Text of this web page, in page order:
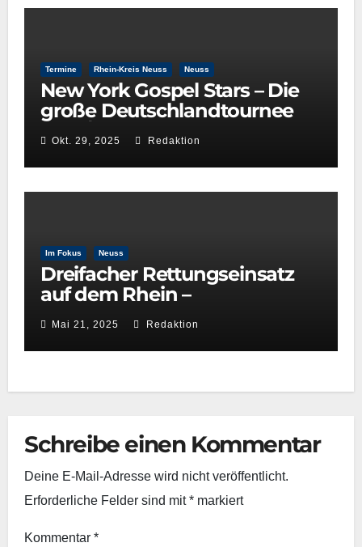
Termine Rhein-Kreis Neuss Neuss
New York Gospel Stars – Die
große Deutschlandtournee
2025/26
Okt. 29, 2025 Redaktion
Im Fokus Neuss
Dreifacher Rettungseinsatz
auf dem Rhein –
Wasserwacht Neuss beweist
schnelle Reaktionsfähigkeit
Mai 21, 2025 Redaktion
Schreibe einen Kommentar
Deine E-Mail-Adresse wird nicht veröffentlicht.
Erforderliche Felder sind mit* markiert
Kommentar *